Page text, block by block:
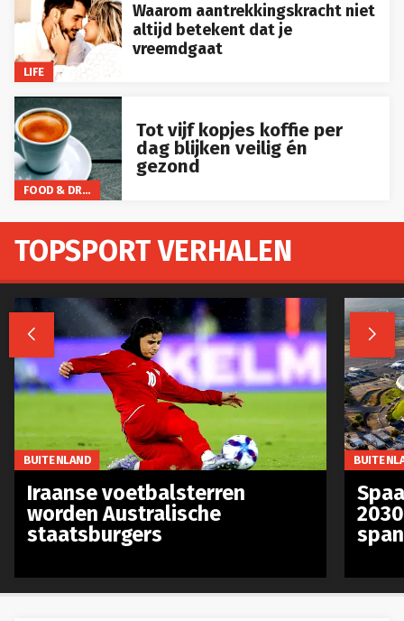
LIFE
Waarom aantrekkingskracht niet
altijd betekent dat je
vreemdgaat
FOOD & DRINKS
Tot vijf kopjes koffie per
dag blijken veilig én
gezond
TOPSPORT VERHALEN
 
BUITENLAND
Iraanse voetbalsterren
worden Australische
staatsburgers